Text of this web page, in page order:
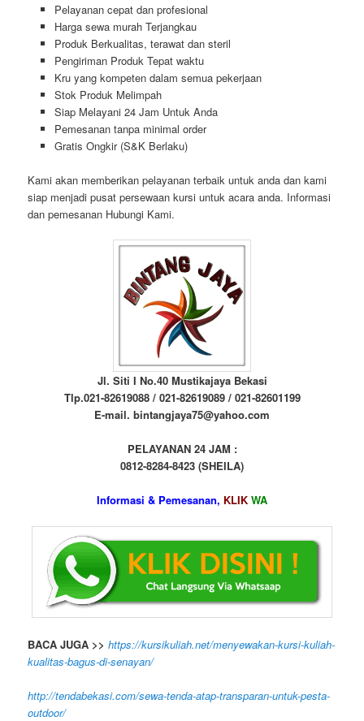
Pelayanan cepat dan profesional
Harga sewa murah Terjangkau
Produk Berkualitas, terawat dan steril
Pengiriman Produk Tepat waktu
Kru yang kompeten dalam semua pekerjaan
Stok Produk Melimpah
Siap Melayani 24 Jam Untuk Anda
Pemesanan tanpa minimal order
Gratis Ongkir (S&K Berlaku)
Kami akan memberikan pelayanan terbaik untuk anda dan kami
siap menjadi pusat persewaan kursi untuk acara anda. Informasi
dan pemesanan Hubungi Kami.
Jl. Siti I No.40 Mustikajaya Bekasi
Tlp.021-82619088 / 021-82619089 / 021-82601199
E-mail. bintangjaya75@yahoo.com
PELAYANAN 24 JAM :
0812-8284-8423 (SHEILA)
Informasi & Pemesanan, KLIK WA
BACA JUGA >>https://kursikuliah.net/menyewakan-kursi-kuliah-
kualitas-bagus-di-senayan/
http://tendabekasi.com/sewa-tenda-atap-transparan-untuk-pesta-
outdoor/